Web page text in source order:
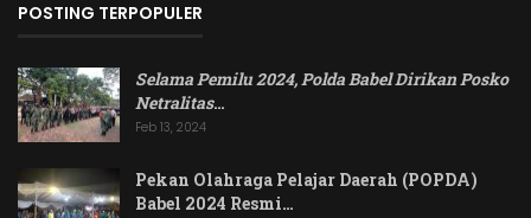
POSTING TERPOPULER
Selama Pemilu 2024, Polda Babel Dirikan Posko
Netralitas…
Feb 13, 2024
Pekan Olahraga Pelajar Daerah (POPDA)
Babel 2024 Resmi…